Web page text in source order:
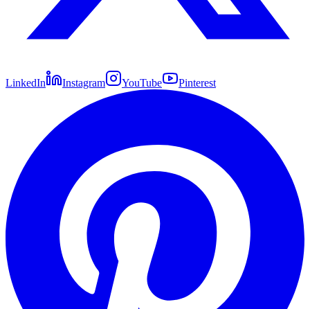
LinkedIn Instagram YouTube Pinterest